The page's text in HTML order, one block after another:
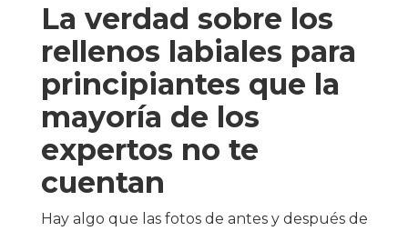
La verdad sobre los
rellenos labiales para
principiantes que la
mayoría de los
expertos no te
cuentan
Hay algo que las fotos de antes y después de